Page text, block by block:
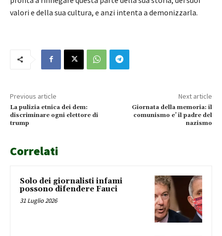
valori e della sua cultura, e anzi intenta a demonizzarla.
Previous article
La pulizia etnica dei dem:
discriminare ogni elettore di
trump
Next article
Giornata della memoria: il
comunismo e’ il padre del
nazismo
Correlati
Solo dei giornalisti infami
possono difendere Fauci
31 Luglio 2026